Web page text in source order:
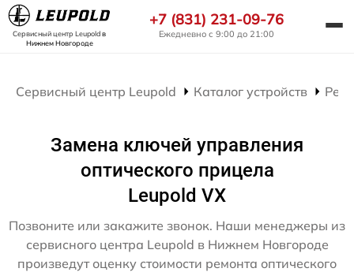
Сервисный центр Leupoldв
Нижнем Новгороде
+7 (831) 231-09-76
Ежедневно с 9:00 до 21:00
Сервисный центр Leupold Каталог устройств
Замена ключей управления
оптического прицела
Leupold VX
Позвоните или закажите звонок. Наши менеджеры из
сервисного центра Leupold в Нижнем Новгороде
произведут оценку стоимости ремонта оптического